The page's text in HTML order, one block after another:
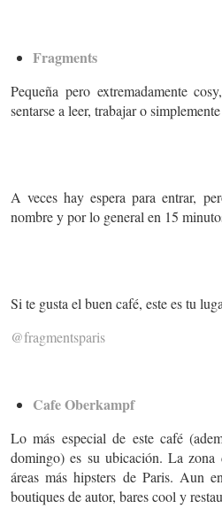
Fragments
Pequeña pero extremadamente
sentarse a leer, trabajar o
A veces hay espera para entrar,
nombre y por lo general en 15
Si te gusta el buen café, este es tu
@fragmentsparis
Cafe Oberkampf
Lo más especial de este café
domingo) es su ubicación. La
áreas más hipsters de Paris. Aun
boutiques de autor, bares cool y